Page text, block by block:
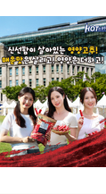
전 위해 “보상 임시
주겠다”